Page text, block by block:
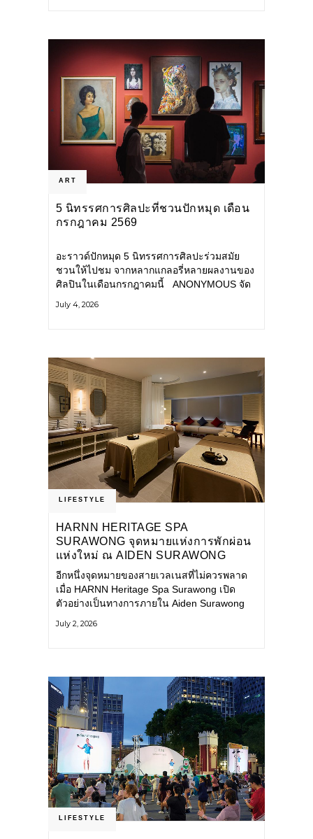
ART
5 นิทรรศการศิลปะที่ชวนปักหมุด เดือน
กรกฎาคม 2569
อะราวด์ปักหมุด 5 นิทรรศการศิลปะร่วมสมัย
ชวนให้ไปชม จากหลากแกลอรี่หลายผลงานของ
ศิลปินในเดือนกรกฎาคมนี้ ANONYMOUS จัด
กลุ่ม Anonymous โดยมี นิ่ม
July 4, 2026
LIFESTYLE
HARNN HERITAGE SPA
SURAWONG จุดหมายแห่งการพักผ่อน
แห่งใหม่ ณ AIDEN SURAWONG
BANGKOK
อีกหนึ่งจุดหมายของสายเวลเนสที่ไม่ควรพลาด
เมื่อ HARNN Heritage Spa Surawong เปิด
ตัวอย่างเป็นทางการภายใน Aiden Surawong
ของเมืองใหญ่ มาสัมผัสประสบการณ์การพักผ่อน
July 2, 2026
LIFESTYLE